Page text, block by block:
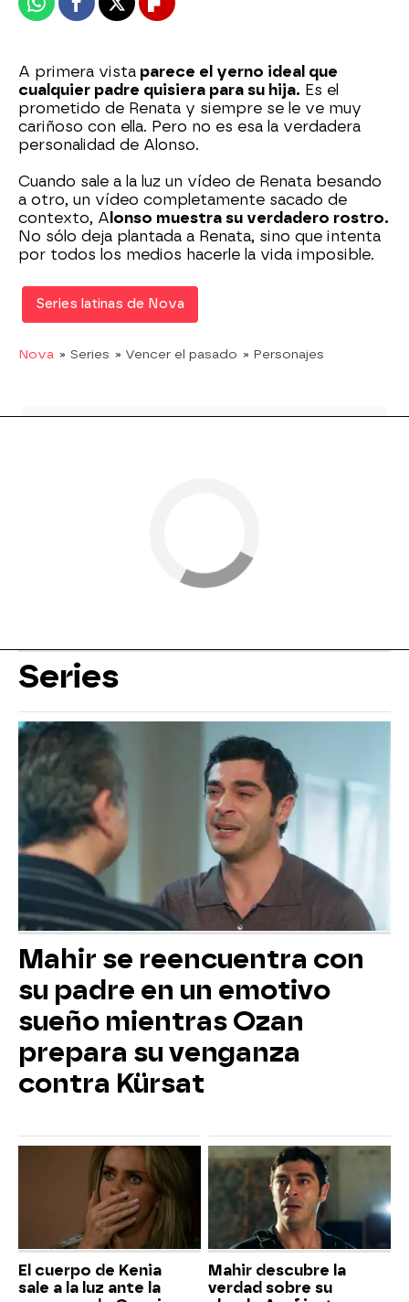
WhatsappFacebook
X Flipboard
A primera vista parece el yerno ideal que
cualquier padre quisiera para su hija. Es el
prometido de Renata y siempre se le ve muy
cariñoso con ella. Pero no es esa la verdadera
personalidad de Alonso.
Cuando sale a la luz un vídeo de Renata besando
a otro, un vídeo completamente sacado de
contexto, A lonso muestra su verdadero rostro.
No sólo deja plantada a Renata, sino que intenta
por todos los medios hacerle la vida imposible.
Series latinas de Nova
Nova » Series » Vencer el pasado » Personajes
Series
Mahir se reencuentra con
su padre en un emotivo
sueño mientras Ozan
prepara su venganza
contra Kürsat
El cuerpo de Kenia
sale a la luz ante la
Mahir descubre la
verdad sobre su